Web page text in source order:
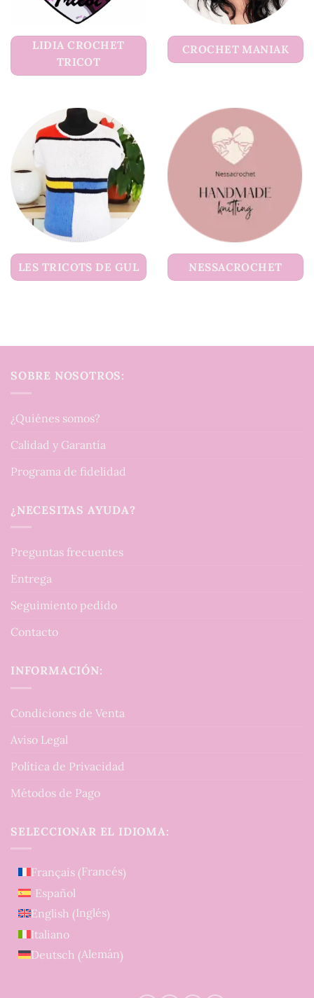
LIDIA CROCHET
TRICOT
CROCHET MANIAK
LES TRICOTS DE GUL NESSACROCHET
SOBRE NOSOTROS:
¿Quiénes somos?
Calidad y Garantía
Programa de fidelidad
¿NECESITAS AYUDA?
Preguntas frecuentes
Entrega
Seguimiento pedido
Contacto
INFORMACIÓN:
Condiciones de Venta
Aviso Legal
Política de Privacidad
Métodos de Pago
SELECCIONAR EL IDIOMA:
Français (Francés)
Español
English (Inglés)
Italiano
Deutsch (Alemán)